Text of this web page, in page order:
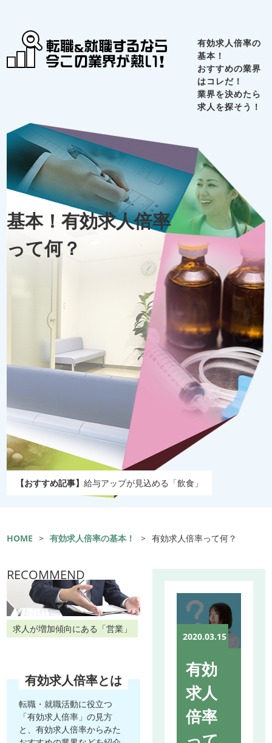
有効求人倍率の
基本！
おすすめの業界
はコレだ！
業界を決めたら
求人を探そう！
基本！有効求人倍率
って何？
【おすすめ記事】給与アップが見込める「飲食」
HOME > 有効求人倍率の基本！ > 有効求人倍率って何？
2020.03.15
有効
求人
倍率
RECOMMEND
求人が増加傾向にある「営業」
有効求人倍率とは
転職・就職活動に役立つ
「有効求人倍率」の見方
と、有効求人倍率からみた